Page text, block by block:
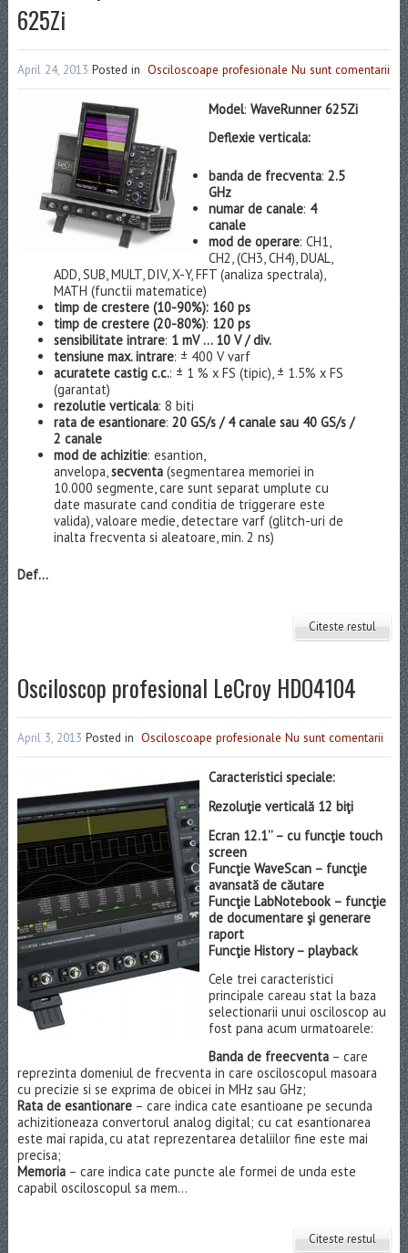
625Zi
April 24, 2013 Posted in Osciloscoape profesionale Nu sunt comentarii
Model: WaveRunner 625Zi
Deflexie verticala:
banda de frecventa: 2.5
GHz
numar de canale: 4
canale
mod de operare: CH1,
CH2, (CH3, CH4), DUAL,
ADD, SUB, MULT, DIV, X-Y, FFT (analiza spectrala),
MATH (functii matematice)
timp de crestere (10-90%): 160 ps
timp de crestere (20-80%): 120 ps
sensibilitate intrare: 1 mV … 10 V / div.
tensiune max. intrare: ± 400 V varf
acuratete castig c.c.: ± 1 % x FS (tipic), ± 1.5% x FS
(garantat)
rezolutie verticala: 8 biti
rata de esantionare: 20 GS/s / 4 canale sau 40 GS/s /
2 canale
mod de achizitie: esantion,
anvelopa,secventa(segmentarea memoriei in
10.000 segmente, care sunt separat umplute cu
date masurate cand conditia de triggerare este
valida), valoare medie, detectare varf (glitch-uri de
inalta frecventa si aleatoare, min. 2 ns)
Def...
Citeste restul
Osciloscop profesional LeCroy HDO4104
April 3, 2013 Posted in Osciloscoape profesionale Nu sunt comentarii
Caracteristici speciale:
Rezoluţie verticală 12 biţi
Ecran 12.1’’ – cu funcţie touch
screen
Funcţie WaveScan – funcţie
avansată de căutare
Funcţie LabNotebook – funcţie
de documentare şi generare
raport
Funcţie History – playback
Cele trei caracteristici
principale careau stat la baza
selectionarii unui osciloscop au
fost pana acum urmatoarele:
Banda de freecventa– care
reprezinta domeniul de frecventa in care osciloscopul masoara
cu precizie si se exprima de obicei in MHz sau GHz;
Rata de esantionare– care indica cate esantioane pe secunda
achizitioneaza convertorul analog digital; cu cat esantionarea
este mai rapida, cu atat reprezentarea detaliilor fine este mai
precisa;
Memoria– care indica cate puncte ale formei de unda este
capabil osciloscopul sa mem...
Citeste restul